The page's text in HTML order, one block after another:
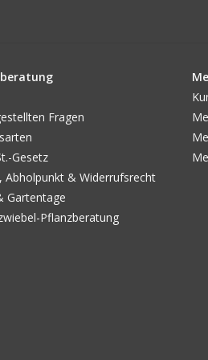
Fragen
Gesetz
Abholpunkt & Widerrufsrecht
Gartentage
Pflanzberatung